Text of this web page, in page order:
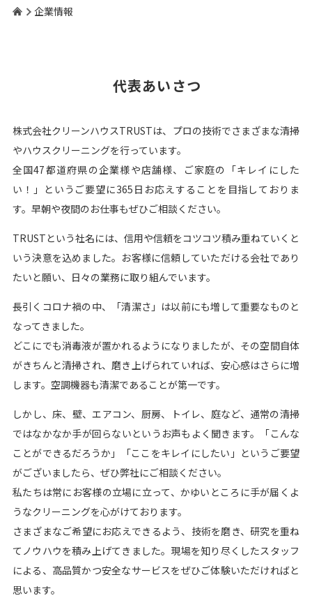
企業情報
代表あいさつ
株式会社クリーンハウスTRUSTは、プロの技術でさまざまな清掃
やハウスクリーニングを行っています。
全国47都道府県の企業様や店舗様、ご家庭の「キレイにした
い！」というご要望に365日お応えすることを目指しておりま
す。早朝や夜間のお仕事もぜひご相談ください。
TRUSTという社名には、信用や信頼をコツコツ積み重ねていくと
いう決意を込めました。お客様に信頼していただける会社であり
たいと願い、日々の業務に取り組んでいます。
長引くコロナ禍の中、「清潔さ」は以前にも増して重要なものと
なってきました。
どこにでも消毒液が置かれるようになりましたが、その空間自体
がきちんと清掃され、磨き上げられていれば、安心感はさらに増
します。空調機器も清潔であることが第一です。
しかし、床、壁、エアコン、厨房、トイレ、庭など、通常の清掃
ではなかなか手が回らないというお声もよく聞きます。「こんな
ことができるだろうか」「ここをキレイにしたい」というご要望
がございましたら、ぜひ弊社にご相談ください。
私たちは常にお客様の立場に立って、かゆいところに手が届くよ
うなクリーニングを心がけております。
さまざまなご希望にお応えできるよう、技術を磨き、研究を重ね
てノウハウを積み上げてきました。現場を知り尽くしたスタッフ
による、高品質かつ安全なサービスをぜひご体験いただければと
思います。